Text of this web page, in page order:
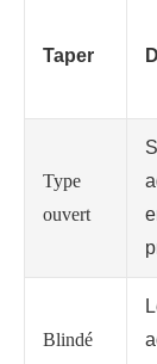
Taper
Type
ouvert
Blindé